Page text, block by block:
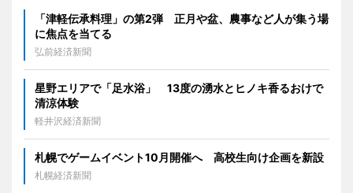
「津軽伝承料理」の第2弾 正月や盆、農事など人が集う場
に焦点を当てる
弘前経済新聞
星野エリアで「足水浴」 13度の湧水とヒノキ香るおけで
清涼体験
軽井沢経済新聞
札幌でゲームイベント10月開催へ 高校生向け企画を新設
札幌経済新聞